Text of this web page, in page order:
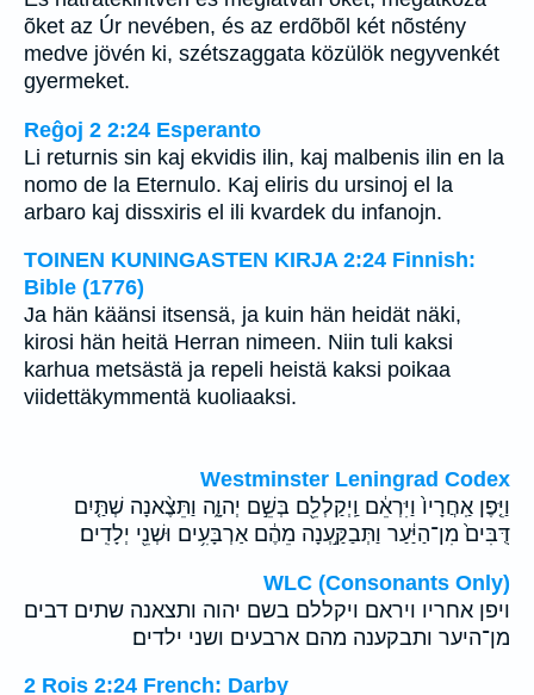
õket az Úr nevében, és az erdõbõl két nõstény
medve jövén ki, szétszaggata közülök negyvenkét
gyermeket.
Reĝoj 2 2:24 Esperanto
Li returnis sin kaj ekvidis ilin, kaj malbenis ilin en la
nomo de la Eternulo. Kaj eliris du ursinoj el la
arbaro kaj dissxiris el ili kvardek du infanojn.
TOINEN KUNINGASTEN KIRJA 2:24 Finnish:
Bible (1776)
Ja hän käänsi itsensä, ja kuin hän heidät näki,
kirosi hän heitä Herran nimeen. Niin tuli kaksi
karhua metsästä ja repeli heistä kaksi poikaa
viidettäkymmentä kuoliaaksi.
Westminster Leningrad Codex
וַיִּ֤פֶן אַֽחֲרָיו֙ וַיִּרְאֵ֔ם וַֽיְקַלְלֵ֖ם בְּשֵׁ֣ם יְהוָ֑ה וַתֵּצֶ֨אנָה שְׁתַּ֤יִם
דֻּבִּים֙ מִן־הַיַּ֔עַר וַתְּבַקַּ֣עְנָה מֵהֶ֔ם אַרְבָּעִ֥ים וּשְׁנֵ֖י יְלָדִֽים׃
WLC (Consonants Only)
ויפן אחריו ויראם ויקללם בשם יהוה ותצאנה שתים דבים
מן־היער ותבקענה מהם ארבעים ושני ילדים׃
2 Rois 2:24 French: Darby